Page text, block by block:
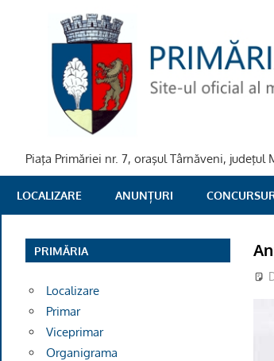
PRIMARIA
TARNAVENI
Piaţa Primăriei nr. 7, oraşul Târnăveni,
LOCALIZARE ANUNȚURI
PRIMĂRIA
Localizare
Primar
Viceprimar
Organigrama